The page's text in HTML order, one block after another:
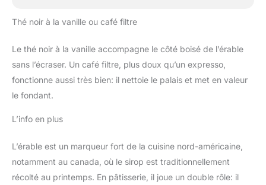
Thé noir à la vanille ou café filtre
Le thé noir à la vanille accompagne le côté boisé de l’érable
sans l’écraser. Un café filtre, plus doux qu’un expresso,
fonctionne aussi très bien: il nettoie le palais et met en valeur
le fondant.
L’info en plus
L’érable est un marqueur fort de la cuisine nord-américaine,
notamment au canada, où le sirop est traditionnellement
récolté au printemps. En pâtisserie, il joue un double rôle: il